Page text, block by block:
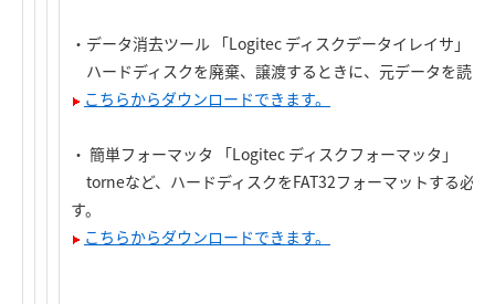
・データ消去ツール 「Logitec ディスクデータイレイサ」
ハードディスクを廃棄、譲渡するときに、元データを読
こちらからダウンロードできます。
・ 簡単フォーマッタ 「Logitec ディスクフォーマッタ」
torneなど、ハードディスクをFAT32フォーマットする必
す。
こちらからダウンロードできます。